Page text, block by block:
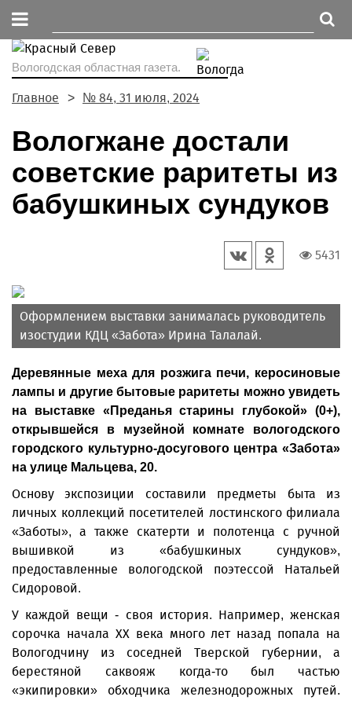
Вологодская областная газета.
Главное № 84, 31 июля, 2024
Вологжане достали
советские раритеты из
бабушкиных сундуков
5431
Оформлением выставки занималась руководитель
изостудии КДЦ «Забота» Ирина Талалай.
Деревянные меха для розжига печи, керосиновые
лампы и другие бытовые раритеты можно увидеть
на выставке «Преданья старины глубокой» (0+),
открывшейся в музейной комнате вологодского
городского культурно-досугового центра «Забота»
на улице Мальцева, 20.
Основу экспозиции составили предметы быта из
личных коллекций посетителей лостинского филиала
«Заботы», а также скатерти и полотенца с ручной
вышивкой из «бабушкиных сундуков»,
предоставленные вологодской поэтессой Натальей
Сидоровой.
У каждой вещи - своя история. Например, женская
сорочка начала XX века много лет назад попала на
Вологодчину из соседней Тверской губернии, а
берестяной саквояж когда-то был частью
«экипировки» обходчика железнодорожных путей.